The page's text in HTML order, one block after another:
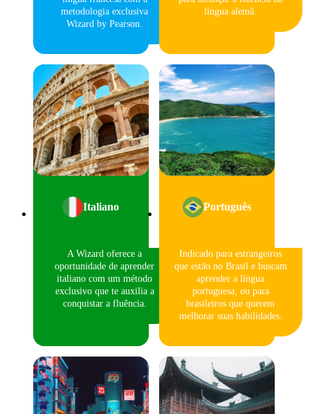
metodologia exclusiva
Wizard by Pearson.
língua alemã.
Italiano
A Wizard oferece a
oportunidade de aprender
italiano com um método
exclusivo que te auxilia a
conquistar a fluência.
Português
Indicado para estrangeiros
que estão no Brasil e buscam
aprender a língua
portuguesa, ou para
brasileiros que querem
melhorar suas habilidades.